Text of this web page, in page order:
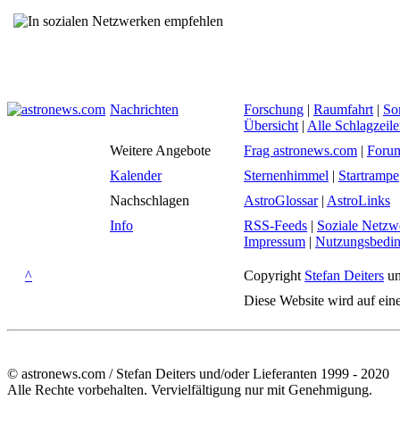
Nachrichten Forschung | Raumfahrt |
Übersicht | Alle
Weitere Angebote
Frag astronews.com |
Kalender
Sternenhimmel | Startrampe
Nachschlagen
AstroGlossar| AstroLinks
Info
RSS-Feeds | Soziale
Impressum |
^ Copyright Stefan Deiters
Diese Website wird auf
© astronews.com / Stefan Deiters und/oder Lieferanten 1999 - 2020
Alle Rechte vorbehalten. Vervielfältigung nur mit Genehmigung.